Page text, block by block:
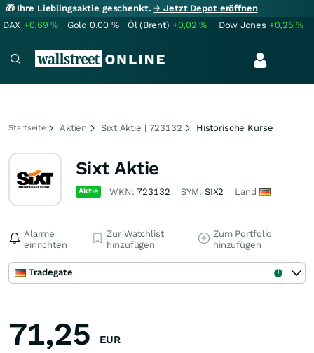
🎁 Ihre Lieblingsaktie geschenkt.→ Jetzt Depot eröffnen
DAX +0,69% Gold 0,00 % Öl (Brent) +0,02% Dow Jones +0,25%
Startseite Aktien Sixt Aktie | 723132 Historische Kurse
Sixt Aktie
Aktie WKN:723132 SYM: SIX2 Land
Alarme
einrichten
Zur Watchlist
hinzufügen
Zum Portfolio
hinzufügen
Tradegate
71,25 EUR